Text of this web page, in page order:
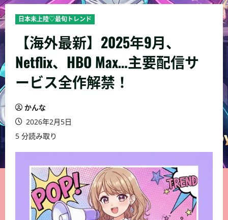
日本未上陸♡最旬トレンド
【海外最新】2025年9月、
Netflix、HBO Max…主要配信サ
ービス全作解禁！
かんな
2026年2月5日
5 分読み取り